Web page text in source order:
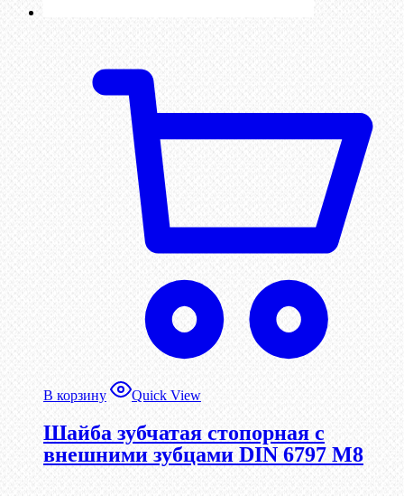
В корзину Quick View
Шайба зубчатая стопорная с
внешними зубцами DIN 6797 М8